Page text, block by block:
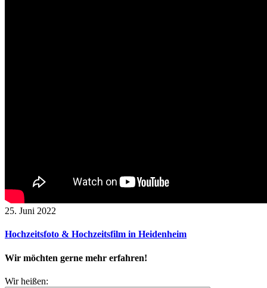
25. Juni 2022
Hochzeitsfoto & Hochzeitsfilm in Heidenheim
Wir möchten gerne mehr erfahren!
Wir heißen: